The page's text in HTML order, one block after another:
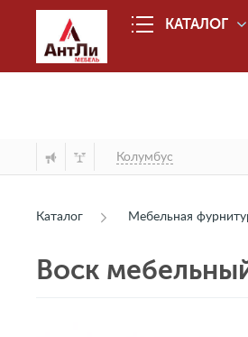
КАТАЛОГ
Колумбус
Каталог Мебельная
Воск